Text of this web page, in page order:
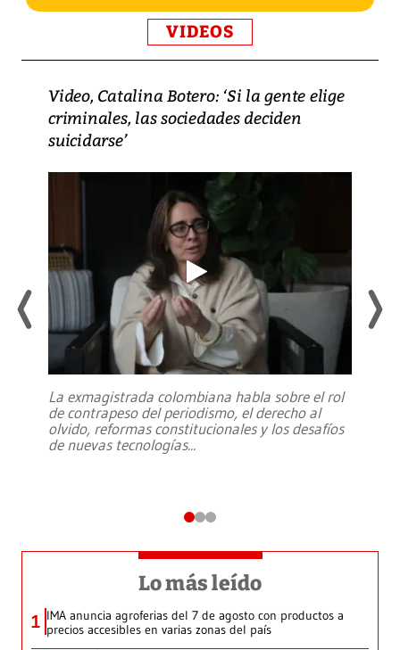
VIDEOS
Video, Catalina Botero: ‘Si la gente elige
criminales, las sociedades deciden
suicidarse’
La exmagistrada colombiana habla sobre el rol
de contrapeso del periodismo, el derecho al
olvido, reformas constitucionales y los desafíos
de nuevas tecnologías...
Lo más leído
1 IMA anuncia agroferias del 7 de agosto con productos a
precios accesibles en varias zonas del país